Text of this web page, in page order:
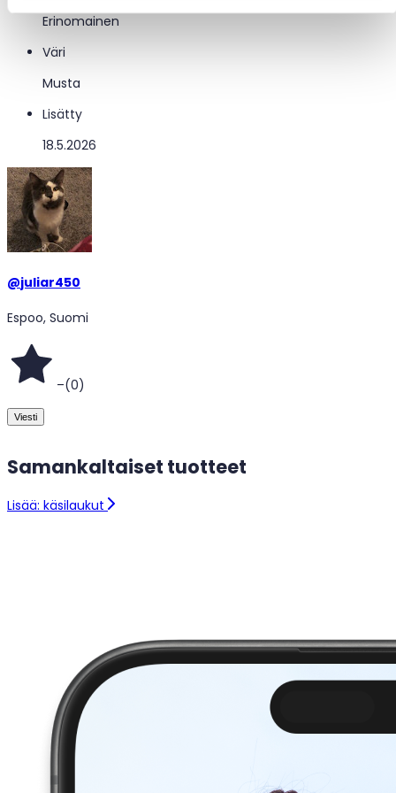
Samankaltaiset tuotteet
Lisää: käsilaukut
Erinomainen
Väri
Musta
Lisätty
18.5.2026
@juliar450
Espoo, Suomi
–(0)
Viesti